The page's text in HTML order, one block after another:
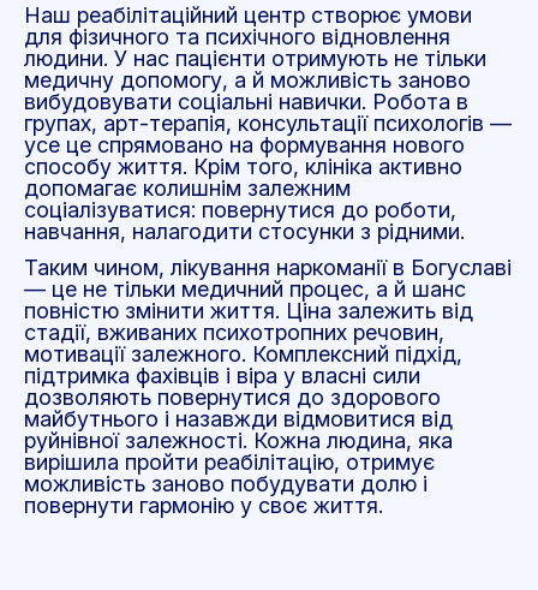
Наш реабілітаційний центр створює умови
для фізичного та психічного відновлення
людини. У нас пацієнти отримують не тільки
медичну допомогу, а й можливість заново
вибудовувати соціальні навички. Робота в
групах, арт-терапія, консультації психологів —
усе це спрямовано на формування нового
способу життя. Крім того, клініка активно
допомагає колишнім залежним
соціалізуватися: повернутися до роботи,
навчання, налагодити стосунки з рідними.
Таким чином, лікування наркоманії в Богуславі
— це не тільки медичний процес, а й шанс
повністю змінити життя. Ціна залежить від
стадії, вживаних психотропних речовин,
мотивації залежного. Комплексний підхід,
підтримка фахівців і віра у власні сили
дозволяють повернутися до здорового
майбутнього і назавжди відмовитися від
руйнівної залежності. Кожна людина, яка
вирішила пройти реабілітацію, отримує
можливість заново побудувати долю і
повернути гармонію у своє життя.